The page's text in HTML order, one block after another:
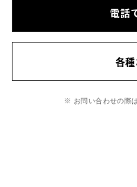
電話
各
※ お問い合わせの際